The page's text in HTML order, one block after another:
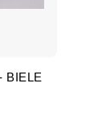
BIELE